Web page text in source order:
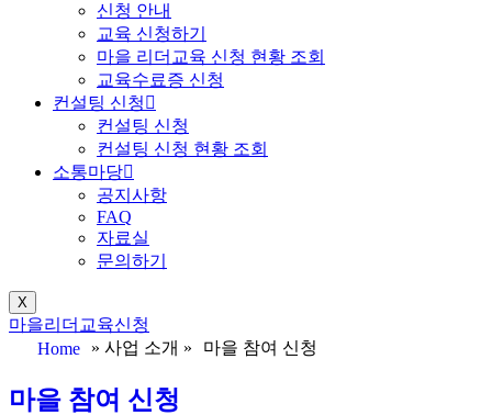
신청 안내
교육 신청하기
마을 리더교육 신청 현황 조회
교육수료증 신청
컨설팅 신청
컨설팅 신청
컨설팅 신청 현황 조회
소통마당
공지사항
FAQ
자료실
문의하기
X
마을리더교육신청
Home
» 사업 소개 » 마을 참여 신청
마을 참여 신청